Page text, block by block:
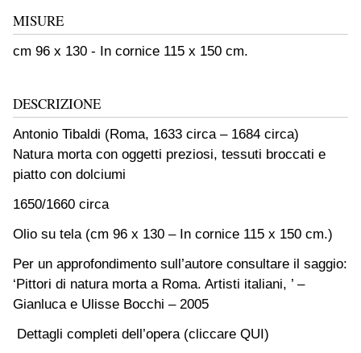
MISURE
cm 96 x 130 - In cornice 115 x 150 cm.
DESCRIZIONE
Antonio Tibaldi (Roma, 1633 circa – 1684 circa)
Natura morta con oggetti preziosi, tessuti broccati e
piatto con dolciumi
1650/1660 circa
Olio su tela (cm 96 x 130 – In cornice 115 x 150 cm.)
Per un approfondimento sull’autore consultare il saggio:
‘Pittori di natura morta a Roma. Artisti italiani, ’ –
Gianluca e Ulisse Bocchi – 2005
Dettagli completi dell’opera (cliccare QUI)